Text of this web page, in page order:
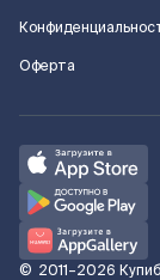
Оферта
© 2011–2026